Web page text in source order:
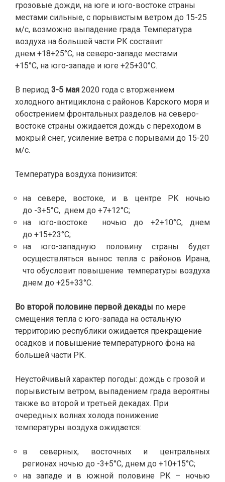
грозовые дожди, на юге и юго-востоке страны
местами сильные, с порывистым ветром до 15-25
м/с, возможно выпадение града. Температура
воздуха на большей части РК составит
днем +18+25°С, на северо-западе местами
+15°С, на юго-западе и юге +25+30°С.
В период 3-5 мая 2020 года с вторжением
холодного антициклона с районов Карского моря и
обострением фронтальных разделов на северо-
востоке страны ожидается дождь с переходом в
мокрый снег, усиление ветра с порывами до 15-20
м/с.
Температура воздуха понизится:
на севере, востоке, и в центре РК ночью
до -3+5°С, днем до +7+12°С;
на юго-востоке ночью до +2+10°С, днем
до +15+23°С;
на юго-западную половину страны будет
осуществляться вынос тепла с районов Ирана,
что обусловит повышение температуры воздуха
днем до +25+33°C.
Во второй половине первой декады по мере
смещения тепла с юго-запада на остальную
территорию республики ожидается прекращение
осадков и повышение температурного фона на
большей части РК.
Неустойчивый характер погоды: дождь с грозой и
порывистым ветром, выпадением града вероятны
также во второй и третьей декадах. При
очередных волнах холода понижение
температуры воздуха ожидается:
в северных, восточных и центральных
регионах ночью до -3+5°C, днем до +10+15°C;
на западе и в южной половине РК – ночью